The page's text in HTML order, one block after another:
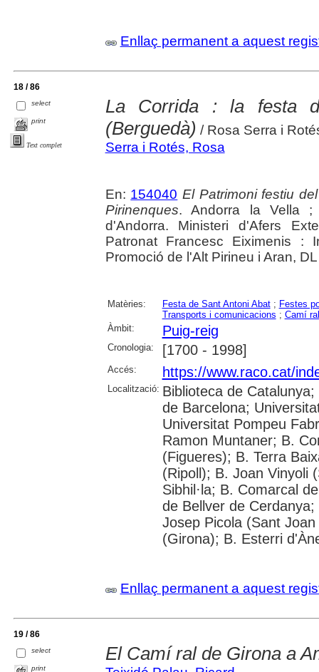
Enllaç permanent a aquest
18 / 86
select
print
Text complet
La Corrida : la festa
(Berguedà) / Rosa Serra i
Serra i Rotés, Rosa
En: 154040 El Patrimoni festiu
Pirinenques. Andorra la Vella
d'Andorra. Ministeri d'Afers
Patronat Francesc Eiximenis :
Promoció de l'Alt Pirineu i Aran,
Matèries: Festa de Sant Antoni Abat; Festes
Transports i comunicacions ; Camí ral
Àmbit:
Puig-reig
Cronologia: [1700 - 1998]
Accés: https://www.raco.cat/
Localització: Biblioteca de
de Barcelona;
Universitat Pompeu
Ramon Muntaner; B.
(Figueres); B. Terra
(Ripoll); B. Joan Vinyoli
Sibhil·la; B. Comarcal
de Bellver de
Josep Picola (Sant
(Girona); B. Esterri
Enllaç permanent a aquest
19 / 86
select
print
El Camí ral de Girona a